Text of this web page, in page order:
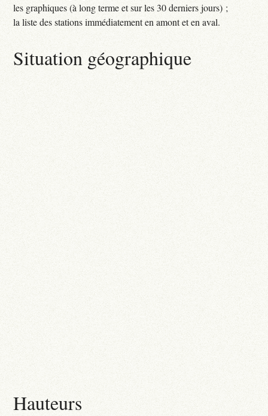
les graphiques (à long terme et sur les 30 derniers jours) ;
la liste des stations immédiatement en amont et en aval.
Situation géographique
Hauteurs